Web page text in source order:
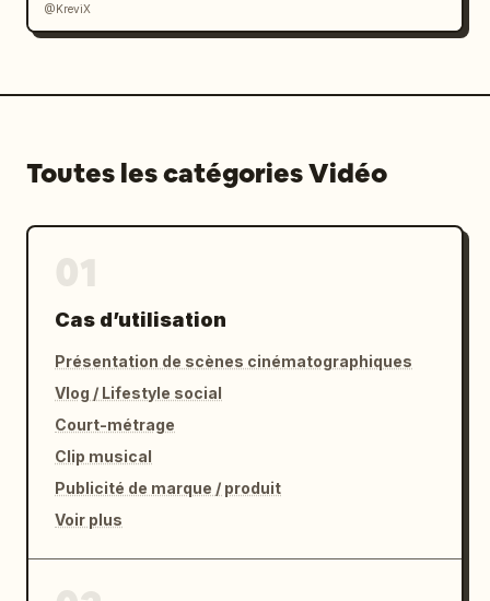
@KreviX
Toutes les catégories Vidéo
Cas d’utilisation
Présentation de scènes cinématographiques
Vlog / Lifestyle social
Court-métrage
Clip musical
Publicité de marque / produit
Voir plus